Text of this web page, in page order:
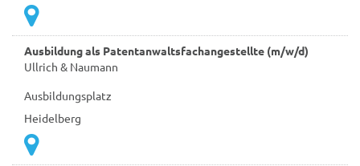
Ausbildung als Patentanwaltsfachangestellte (m/w/d)
Ullrich & Naumann
Ausbildungsplatz
Heidelberg